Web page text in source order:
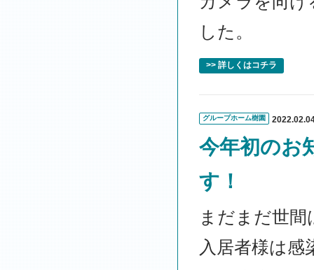
した。
>> 詳しくはコチラ
グループホーム樹園
今年初のお
す！
まだまだ世
入居者様は